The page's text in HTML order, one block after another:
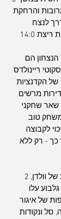
והרחקת
לנצח
הם
ריינולדס
של הקדנציות
מרשים
שאר שחקני
משחק טוב
לקבוצה
כך - רק ללא
עלו
רצופות של איגור
סל ונקודות